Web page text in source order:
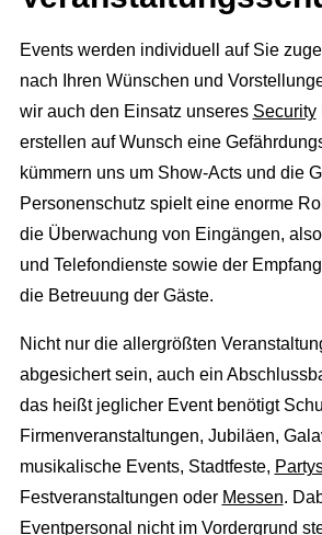
Locations
Technik
Catering
Dekoration
Personal
Roboter
Corporate
Exhibition
Incentives
Public Events
Hochzeit
Kinder Events
Familienfeiern
DJ Booking
Events &
Public
Advertising
LED Outdoor
Plakatwerbung
Referenzen
Über uns
Die Agentur
Wir über uns
Unser Team
Konzeption
Standorte
Kontakt /
Stellenangebote
Newsletter
Events werden individuell auf Sie
nach Ihren Wünschen und
wir auch den Einsatz unseres Security
erstellen auf Wunsch eine
kümmern uns um Show-Acts und die
Personenschutz spielt eine enorme
die Überwachung von Eingängen,
und Telefondienste sowie der
die Betreuung der Gäste.
Nicht nur die allergrößten
abgesichert sein, auch ein
das heißt jeglicher Event benötigt
Firmenveranstaltungen, Jubiläen,
musikalische Events, Stadtfeste,
Festveranstaltungen oder Messen.
Eventpersonal nicht im Vordergrund